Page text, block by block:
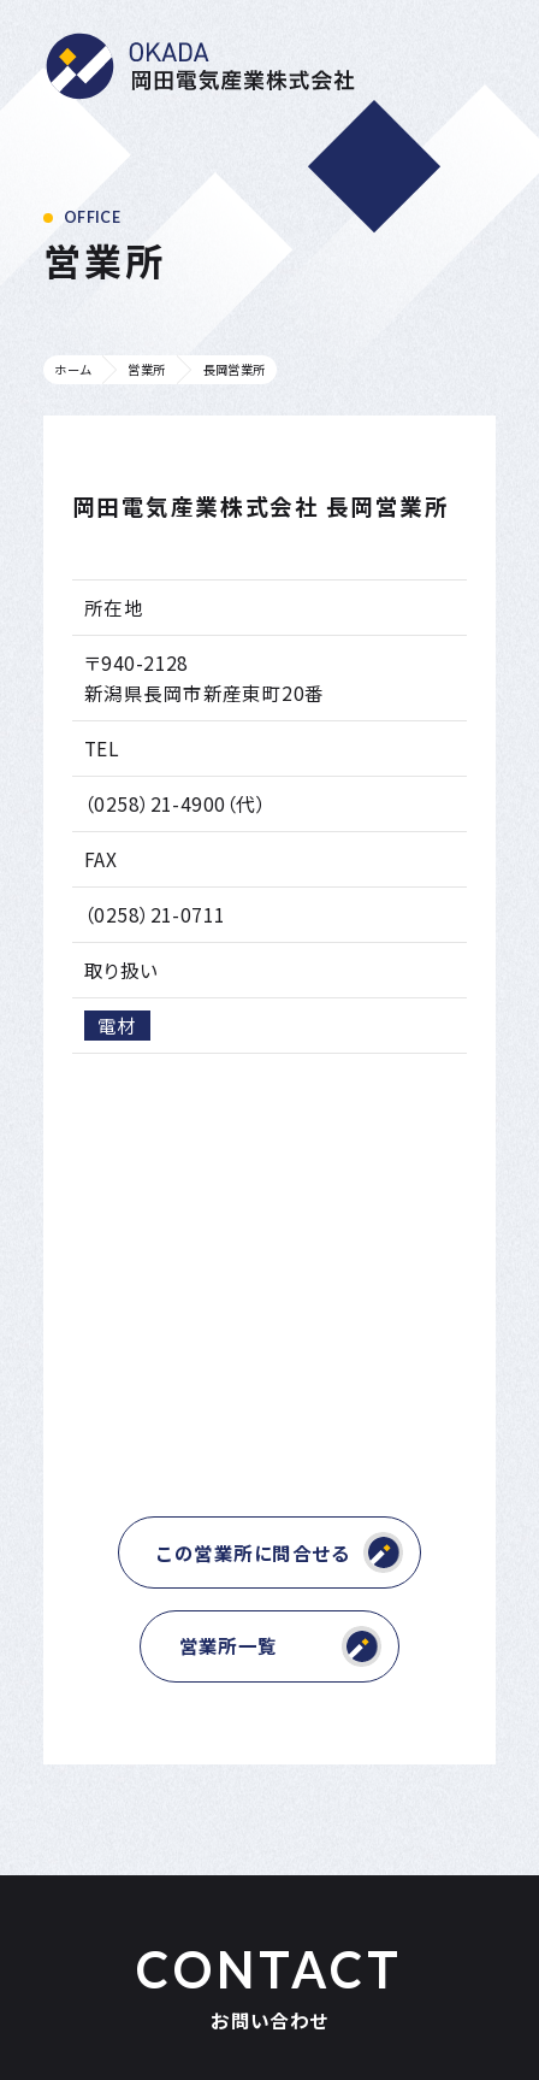
OFFICE
営業所
ホーム 営業所 長岡営業所
岡田電気産業株式会社 長岡営業所
所在地
〒940-2128
新潟県長岡市新産東町20番
TEL
（0258）21-4900（代）
FAX
（0258）21-0711
取り扱い
電材
この営業所に問合せる
営業所一覧
CONTACT
お問い合わせ